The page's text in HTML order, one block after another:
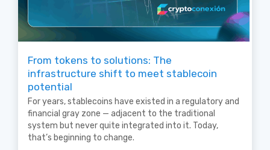
From tokens to solutions: The
infrastructure shift to meet stablecoin
potential
For years, stablecoins have existed in a regulatory and
financial gray zone — adjacent to the traditional
system but never quite integrated into it. Today,
that’s beginning to change.